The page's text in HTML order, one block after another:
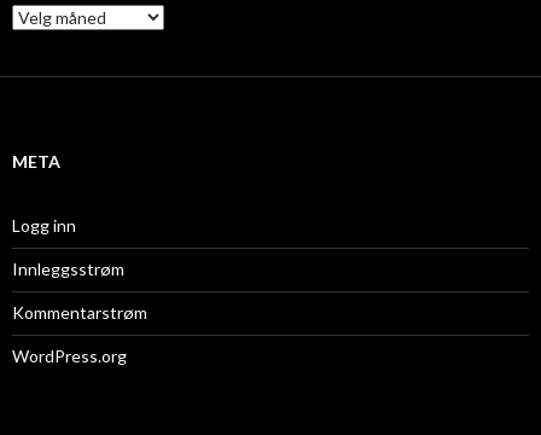
A
r
i
META
Logg inn
Innleggsstrøm
Kommentarstrøm
WordPress.org